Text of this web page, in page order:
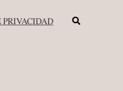
PRIVACIDAD Buscar